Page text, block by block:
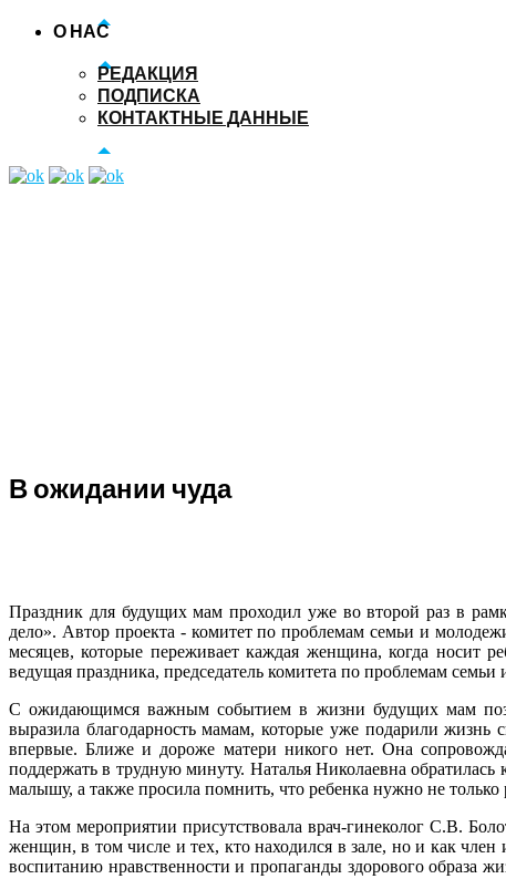
О НАС
РЕДАКЦИЯ
ПОДПИСКА
КОНТАКТНЫЕ ДАННЫЕ
В ожидании чуда
Праздник для будущих мам проходил уже во второй раз в
дело». Автор проекта - комитет по проблемам семьи и
месяцев, которые переживает каждая женщина, когда носит
ведущая праздника, председатель комитета по проблемам
С ожидающимся важным событием в жизни будущих мам
выразила благодарность мамам, которые уже подарили жизнь
впервые. Ближе и дороже матери никого нет. Она
поддержать в трудную минуту. Наталья Николаевна
малышу, а также просила помнить, что ребенка нужно не
На этом мероприятии присутствовала врач-гинеколог С.В.
женщин, в том числе и тех, кто находился в зале, но и как
воспитанию нравственности и пропаганды здорового образа